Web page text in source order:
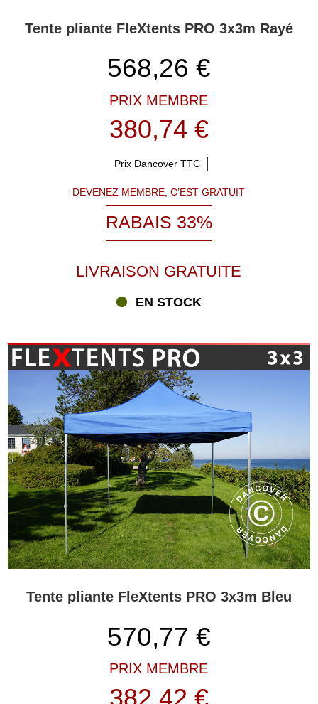
Tente pliante FleXtents PRO 3x3m Rayé
568,26 €
PRIX MEMBRE
380,74 €
Prix Dancover TTC
DEVENEZ MEMBRE, C’EST GRATUIT
RABAIS 33%
LIVRAISON GRATUITE
EN STOCK
Tente pliante FleXtents PRO 3x3m Bleu
570,77 €
PRIX MEMBRE
382,42 €